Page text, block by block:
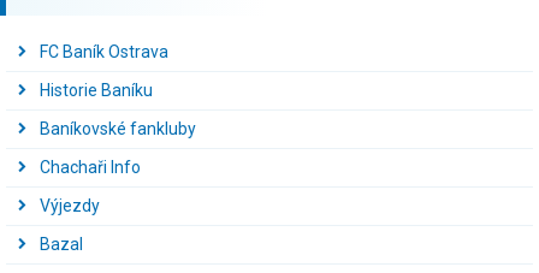
FC Baník Ostrava
Historie Baníku
Baníkovské fankluby
Chachaři Info
Výjezdy
Bazal